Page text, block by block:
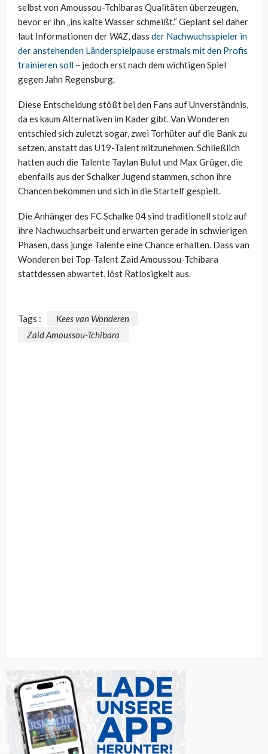
selbst von Amoussou-Tchibaras Qualitäten überzeugen,
bevor er ihn „ins kalte Wasser schmeißt.“ Geplant sei daher
laut Informationen der WAZ, dass der Nachwuchsspieler in
der anstehenden Länderspielpause erstmals mit den Profis
trainieren soll – jedoch erst nach dem wichtigen Spiel
gegen Jahn Regensburg.
Diese Entscheidung stößt bei den Fans auf Unverständnis,
da es kaum Alternativen im Kader gibt. Van Wonderen
entschied sich zuletzt sogar, zwei Torhüter auf die Bank zu
setzen, anstatt das U19-Talent mitzunehmen. Schließlich
hatten auch die Talente Taylan Bulut und Max Grüger, die
ebenfalls aus der Schalker Jugend stammen, schon ihre
Chancen bekommen und sich in die Startelf gespielt.
Die Anhänger des FC Schalke 04 sind traditionell stolz auf
ihre Nachwuchsarbeit und erwarten gerade in schwierigen
Phasen, dass junge Talente eine Chance erhalten. Dass van
Wonderen bei Top-Talent Zaid Amoussou-Tchibara
stattdessen abwartet, löst Ratlosigkeit aus.
Tags :
Kees van Wonderen
Zaid Amoussou-Tchibara